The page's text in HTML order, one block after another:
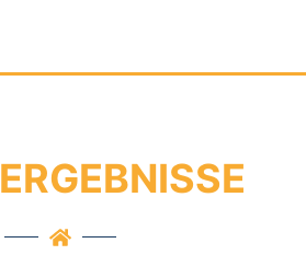
ERGEBNISSE